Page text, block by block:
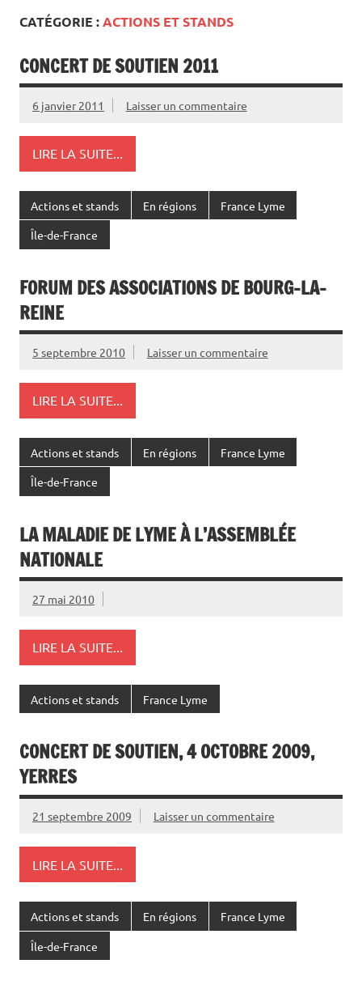
CATÉGORIE :ACTIONS ET STANDS
CONCERT DE SOUTIEN 2011
6 janvier 2011 Laisser un commentaire
LIRE LA SUITE...
Actions et stands En régions France Lyme
Île-de-France
FORUM DES ASSOCIATIONS DE BOURG-LA-
REINE
5 septembre 2010 Laisser un commentaire
LIRE LA SUITE...
Actions et stands En régions France Lyme
Île-de-France
LA MALADIE DE LYME À L’ASSEMBLÉE
NATIONALE
27 mai 2010
LIRE LA SUITE...
Actions et stands France Lyme
CONCERT DE SOUTIEN, 4 OCTOBRE 2009,
YERRES
21 septembre 2009 Laisser un commentaire
LIRE LA SUITE...
Actions et stands En régions France Lyme
Île-de-France